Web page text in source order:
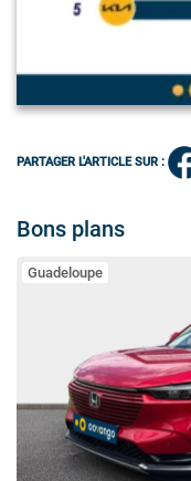
PARTAGER L'ARTICLE SUR :
Bons plans
Guadeloupe